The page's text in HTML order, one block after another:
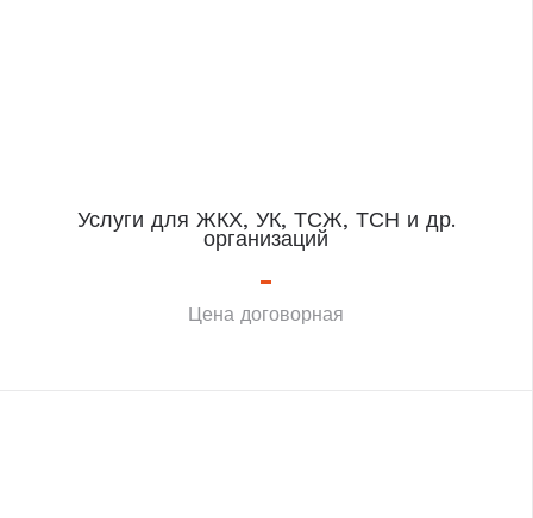
Услуги для ЖКХ, УК, ТСЖ, ТСН и др.
организаций
Цена договорная